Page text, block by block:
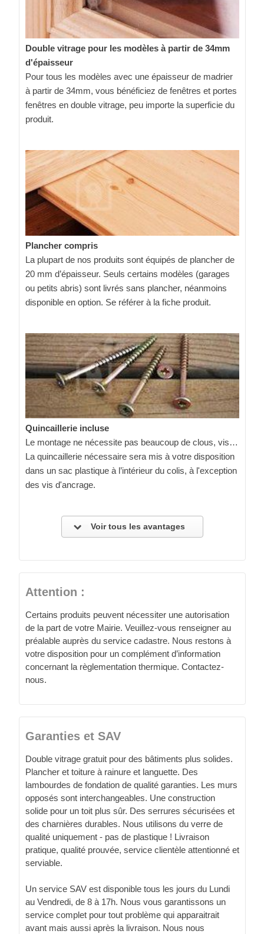
Double vitrage pour les modèles à partir de 34mm
d'épaisseur
Pour tous les modèles avec une épaisseur de madrier
à partir de 34mm, vous bénéficiez de fenêtres et portes
fenêtres en double vitrage, peu importe la superficie du
produit.
Plancher compris
La plupart de nos produits sont équipés de plancher de
20 mm d’épaisseur. Seuls certains modèles (garages
ou petits abris) sont livrés sans plancher, néanmoins
disponible en option. Se référer à la fiche produit.
Quincaillerie incluse
Le montage ne nécessite pas beaucoup de clous, vis…
La quincaillerie nécessaire sera mis à votre disposition
dans un sac plastique à l’intérieur du colis, à l'exception
des vis d'ancrage.
Voir tous les avantages
Attention :
Certains produits peuvent nécessiter une autorisation
de la part de votre Mairie. Veuillez-vous renseigner au
préalable auprès du service cadastre. Nous restons à
votre disposition pour un complément d’information
concernant la règlementation thermique. Contactez-
nous.
Garanties et SAV
Double vitrage gratuit pour des bâtiments plus solides.
Plancher et toiture à rainure et languette. Des
lambourdes de fondation de qualité garanties. Les murs
opposés sont interchangeables. Une construction
solide pour un toit plus sûr. Des serrures sécurisées et
des charnières durables. Nous utilisons du verre de
qualité uniquement - pas de plastique ! Livraison
pratique, qualité prouvée, service clientèle attentionné et
serviable.
Un service SAV est disponible tous les jours du Lundi
au Vendredi, de 8 à 17h. Nous vous garantissons un
service complet pour tout problème qui apparaitrait
avant mais aussi après la livraison. Nous nous